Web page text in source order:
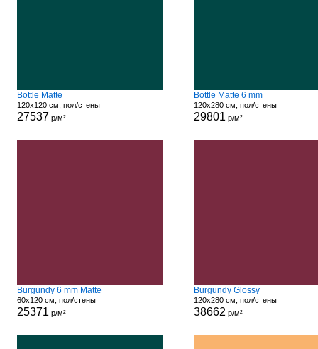
Bottle Matte
120x120 см, пол/стены
27537 р/м²
Bottle Matte 6 mm
120x280 см, пол/стены
29801 р/м²
Burgundy 6 mm Matte
60x120 см, пол/стены
25371 р/м²
Burgundy Glossy
120x280 см, пол/стены
38662 р/м²